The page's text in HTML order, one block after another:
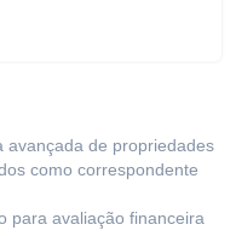
avançada de propriedades
como correspondente
para avaliação financeira